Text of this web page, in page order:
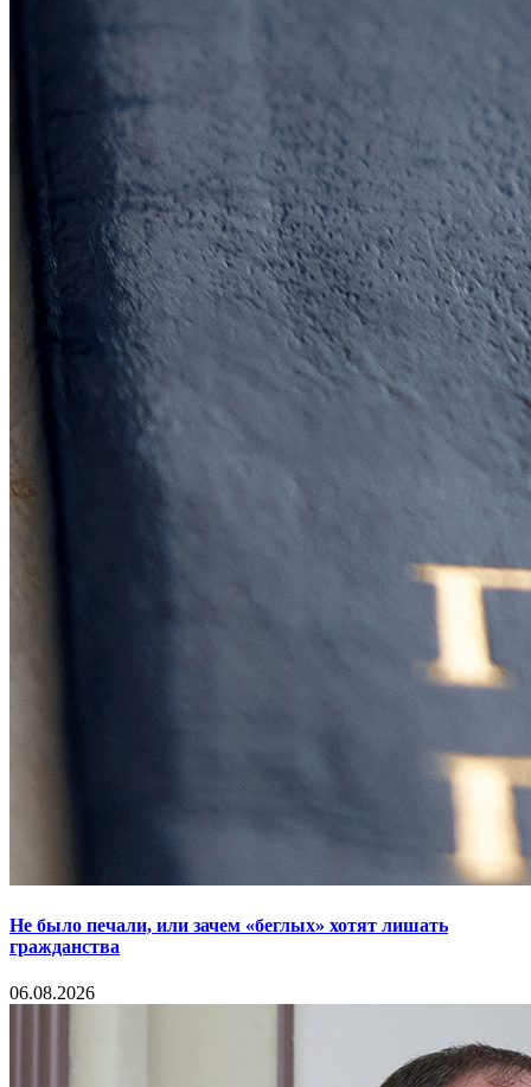
Не было печали, или зачем «беглых» хотят лишать
гражданства
06.08.2026